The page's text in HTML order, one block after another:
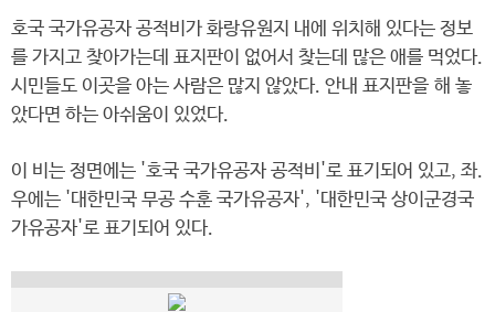
호국 국가유공자 공적비가 화랑유원지 내에 위치해 있다는 정보
를 가지고 찾아가는데 표지판이 없어서 찾는데 많은 애를 먹었다.
시민들도 이곳을 아는 사람은 많지 않았다. 안내 표지판을 해 놓
았다면 하는 아쉬움이 있었다.
이 비는 정면에는 '호국 국가유공자 공적비'로 표기되어 있고, 좌.
우에는 '대한민국 무공 수훈 국가유공자', '대한민국 상이군경국
가유공자'로 표기되어 있다.